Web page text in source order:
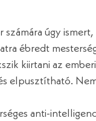
úgy
ébredt
kiirtani az
elpusztítható.
anti-